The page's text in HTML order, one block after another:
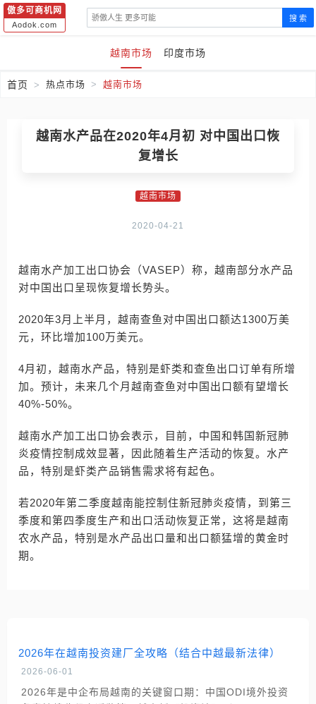
傲多可商机网
Aodok.com
搜 索
越南市场 印度市场
首页 热点市场 越南市场
越南水产品在2020年4月初 对中国出口恢
复增长
越南市场
2020-04-21
越南水产加工出口协会（VASEP）称，越南部分水产品
对中国出口呈现恢复增长势头。
2020年3月上半月，越南查鱼对中国出口额达1300万美
元，环比增加100万美元。
4月初，越南水产品，特别是虾类和查鱼出口订单有所增
加。预计，未来几个月越南查鱼对中国出口额有望增长
40%-50%。
越南水产加工出口协会表示，目前，中国和韩国新冠肺
炎疫情控制成效显著，因此随着生产活动的恢复。水产
品，特别是虾类产品销售需求将有起色。
若2020年第二季度越南能控制住新冠肺炎疫情，到第三
季度和第四季度生产和出口活动恢复正常，这将是越南
农水产品，特别是水产品出口量和出口额猛增的黄金时
期。
2026年在越南投资建厂全攻略（结合中越最新法律）
2026-06-01
2026年是中企布局越南的关键窗口期：中国ODI境外投资